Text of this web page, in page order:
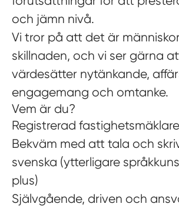
och jämn nivå.
Vi tror på att det är
skillnaden, och vi ser gärna
värdesätter nytänkande,
engagemang och omtanke.
Vem är du?
Registrerad fastighetsmäklare
Bekväm med att tala och
svenska (ytterligare
plus)
Självgående, driven och